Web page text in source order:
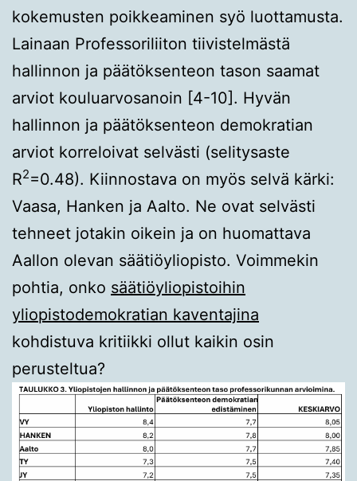
kokemusten poikkeaminen syö luottamusta.
Lainaan Professoriliiton tiivistelmästä
hallinnon ja päätöksenteon tason saamat
arviot kouluarvosanoin [4-10]. Hyvän
hallinnon ja päätöksenteon demokratian
arviot korreloivat selvästi (selitysaste
R2=0.48). Kiinnostava on myös selvä kärki:
Vaasa, Hanken ja Aalto. Ne ovat selvästi
tehneet jotakin oikein ja on huomattava
Aallon olevan säätiöyliopisto. Voimmekin
pohtia, onko säätiöyliopistoihin
yliopistodemokratian kaventajina
kohdistuva kritiikki ollut kaikin osin
perusteltua?